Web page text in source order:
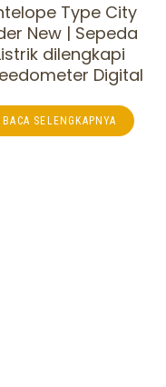
Type City
New | Sepeda
dilengkapi
Digital
BACA SELENGKAPNYA